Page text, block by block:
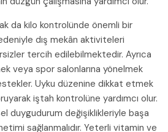
da kilo kontrolünde önemli bir
dış mekân aktiviteleri
tercih edilebilmektedir. Ayrıca
veya spor salonlarına yönelmek
Uyku düzenine dikkat etmek
iştah kontrolüne yardımcı olur.
duygudurum değişiklikleriyle başa
sağlanmalıdır. Yeterli vitamin ve